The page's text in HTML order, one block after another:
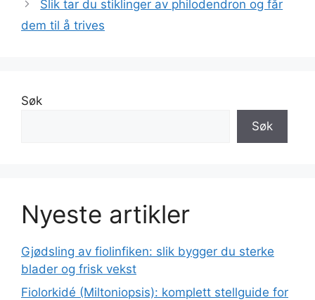
Slik tar du stiklinger av philodendron og får
dem til å trives
Søk
Søk
Nyeste artikler
Gjødsling av fiolinfiken: slik bygger du sterke
blader og frisk vekst
Fiolorkidé (Miltoniopsis): komplett stellguide for